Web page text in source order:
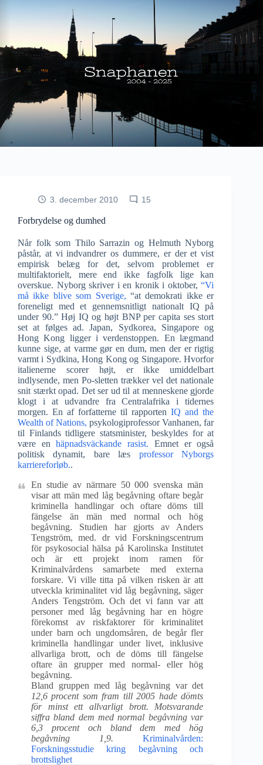
3. december 2010 15
Forbrydelse og dumhed
Når folk som Thilo Sarrazin og Helmuth Nyborg
påstår, at vi indvandrer os dummere, er der et vist
empirisk belæg for det, selvom problemet er
multifaktorielt, mere end ikke fagfolk lige kan
overskue. Nyborg skriver i en kronik i oktober, “Vi
må ikke blive som Sverige, “at demokrati ikke er
foreneligt med et gennemsnitligt nationalt IQ på
under 90.” Høj IQ og højt BNP per capita ses stort
set at følges ad. Japan, Sydkorea, Singapore og
Hong Kong ligger i verdenstoppen. En lægmand
kunne sige, at varme gør en dum, men der er rigtig
varmt i Sydkina, Hong Kong og Singapore. Hvorfor
italienerne scorer højt, er ikke umiddelbart
indlysende, men Po-sletten trækker vel det nationale
snit stærkt opad. Det ser ud til at menneskene gjorde
klogt i at udvandre fra Centralafrika i tidernes
morgen. En af forfatterne til rapportenIQ and the
Wealth of Nations, psykologiprofessor Vanhanen, far
til Finlands tidligere statsminister, beskyldes for at
være enhäpnadsväckande rasist. Emnet er også
politisk dynamit, bare læs professor Nyborgs
karriereforløb..
En studie av närmare 50 000 svenska män
visar att män med låg begåvning oftare begår
kriminella handlingar och oftare döms till
fängelse än män med normal och hög
begåvning. Studien har gjorts av Anders
Tengström, med. dr vid Forskningscentrum
för psykosocial hälsa på Karolinska Institutet
och är ett projekt inom ramen för
Kriminalvårdens samarbete med externa
forskare. Vi ville titta på vilken risken är att
utveckla kriminalitet vid låg begåvning, säger
Anders Tengström. Och det vi fann var att
personer med låg begåvning har en högre
förekomst av riskfaktorer för kriminalitet
under barn och ungdomsåren, de begår fler
kriminella handlingar under livet, inklusive
allvarliga brott, och de döms till fängelse
oftare än grupper med normal- eller hög
begåvning.
Bland gruppen med låg begåvning var det
12,6 procent som fram till 2005 hade dömts
för minst ett allvarligt brott. Motsvarande
siffra bland dem med normal begåvning var
6,3 procent och bland dem med hög
begåvning 1,9.
Kriminalvården:
Forskningsstudie kring begåvning och
brottslighet